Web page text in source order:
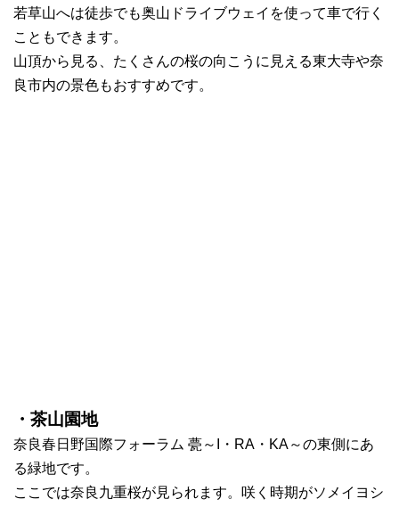
若草山へは徒歩でも奥山ドライブウェイを使って車で行く
こともできます。
山頂から見る、たくさんの桜の向こうに見える東大寺や奈
良市内の景色もおすすめです。
・茶山園地
奈良春日野国際フォーラム 甍～I・RA・KA～の東側にあ
る緑地です。
ここでは奈良九重桜が見られます。咲く時期がソメイヨシ